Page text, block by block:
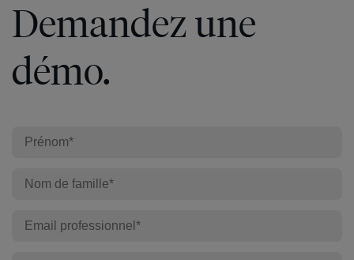
Demandez une
démo.